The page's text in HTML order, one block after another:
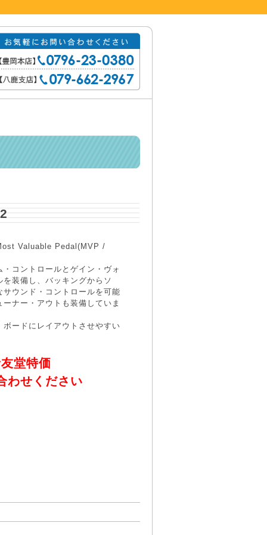
Valuable Pedal(MVP /
コントロールとゲイン・ヴォ
装備し、バッキングからソ
ウンド・コントロールを可能
ナー・アウトも装備していま
ードにレイアウトさせやすい
堂特価
わせください